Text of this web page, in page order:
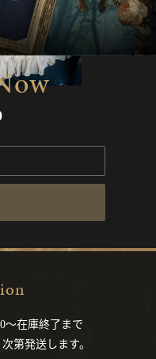
〜在庫終了まで
第発送します。